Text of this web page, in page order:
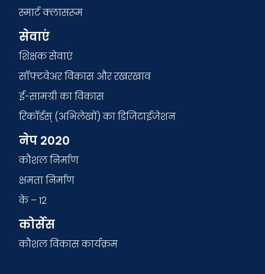
स्मार्ट क्लासरूम
सेवाएं
शिक्षक सेवाएं
सॉफ्टवेअर विकास और रखरखाव
ई-सामग्री का विकास
रिकॉर्डस् (अभिलेखों) का डिजिटाईजेशन
नेप 2020
कौशल निर्माण
क्षमता निर्माण
के – 12
कोर्सेस
कौशल विकास कार्यक्रम